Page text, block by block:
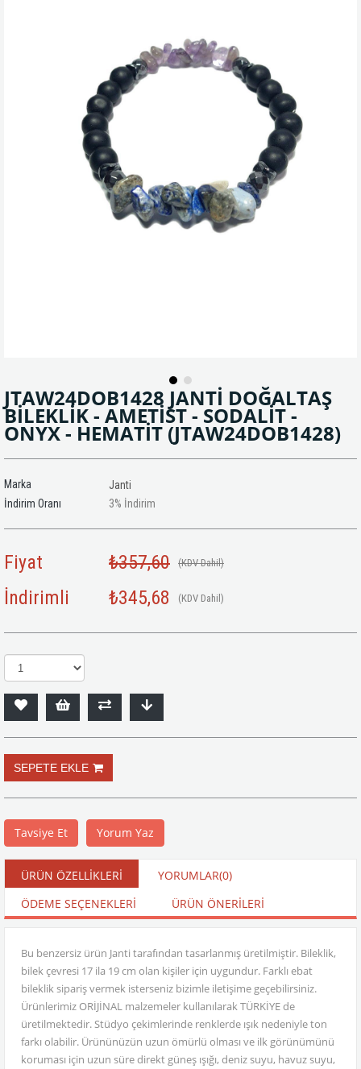
JTAW24DOB1428 JANTİ DOĞALTAŞ
BİLEKLİK - AMETİST - SODALİT -
ONYX - HEMATİT (JTAW24DOB1428)
Marka
Janti
İndirim Oranı
%
3 İndirim
Fiyat ₺357,60 (KDV Dahil)
İndirimli ₺345,68 (KDV Dahil)
Tavsiye Et Yorum Yaz
ÜRÜN ÖZELLIKLERI YORUMLAR(0)
ÖDEME SEÇENEKLERI
ÜRÜN ÖNERILERI
Bu benzersiz ürün Janti tarafından tasarlanmış üretilmiştir. Bileklik,
bilek çevresi 17 ila 19 cm olan kişiler için uygundur. Farklı ebat
bileklik sipariş vermek isterseniz bizimle iletişime geçebilirsiniz.
Ürünlerimiz ORİJİNAL malzemeler kullanılarak TÜRKİYE de
üretilmektedir. Stüdyo çekimlerinde renklerde ışık nedeniyle ton
farkı olabilir. Ürününüzün uzun ömürlü olması ve ilk görünümünü
koruması için uzun süre direkt güneş ışığı, deniz suyu, havuz suyu,